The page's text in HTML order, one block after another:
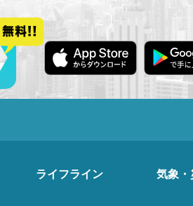
ライフライン 気象・